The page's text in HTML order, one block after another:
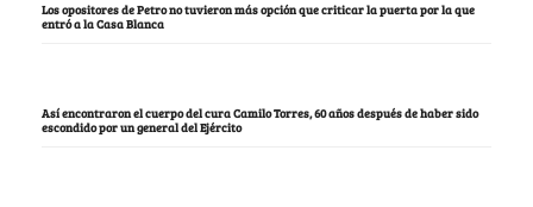
Los opositores de Petro no tuvieron más opción que criticar la puerta por la que
entró a la Casa Blanca
Así encontraron el cuerpo del cura Camilo Torres, 60 años después de haber sido
escondido por un general del Ejército